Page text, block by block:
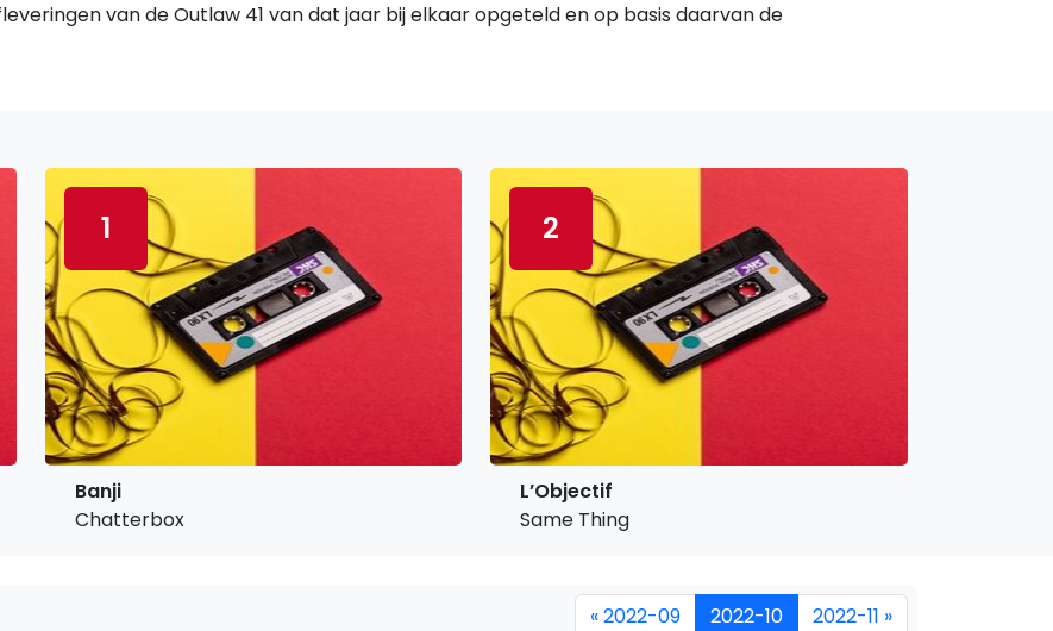
van de Outlaw 41 van dat jaar bij elkaar opgeteld en op basis daarvan de
1
Banji
Chatterbox
2
L’Objectif
Same Thing
« 2022-09 2022-10 2022-11 »